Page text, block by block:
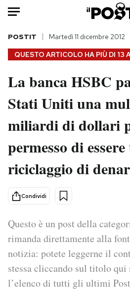
Auto
HOME
Italia
Politica
Tecnologia
Scienza
Cultura
Sport
PODCAST
NEWSLETTER
QUESTO ARTICOLO HA PIÙ DI 13
POSTIT Martedì 11 dicembre 2012
La banca HSBC
Stati Uniti una
miliardi di dollari
permesso di
riciclaggio di
Condividi
Questo è un post della
rimanda direttamente alla
notizia: potete leggerne il
stessa cliccando sul titolo qui
l’elenco di tutti gli ultimi